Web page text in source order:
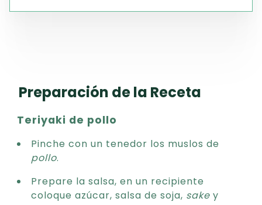
Preparación de la Receta
Teriyaki de pollo
Pinche con un tenedor los muslos de
pollo.
Prepare la salsa, en un recipiente
coloque azúcar, salsa de soja, sake y